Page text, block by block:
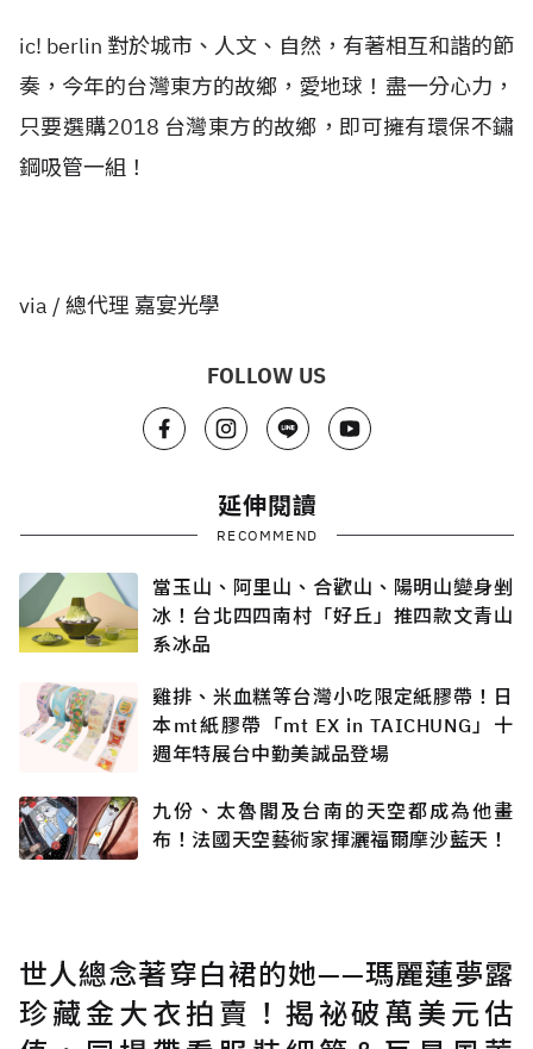
ic! berlin 對於城市、人文、自然，有著相互和諧的節
奏，今年的台灣東方的故鄉，愛地球！盡一分心力，
只要選購2018 台灣東方的故鄉，即可擁有環保不鏽
鋼吸管一組！
via / 總代理 嘉宴光學
FOLLOW US
延伸閱讀
RECOMMEND
當玉山、阿里山、合歡山、陽明山變身剉
冰！台北四四南村「好丘」推四款文青山
系冰品
雞排、米血糕等台灣小吃限定紙膠帶！日
本mt紙膠帶「mt EX in TAICHUNG」十
週年特展台中勤美誠品登場
九份、太魯閣及台南的天空都成為他畫
布！法國天空藝術家揮灑福爾摩沙藍天！
世人總念著穿白裙的她——瑪麗蓮夢露
珍藏金大衣拍賣！揭祕破萬美元估